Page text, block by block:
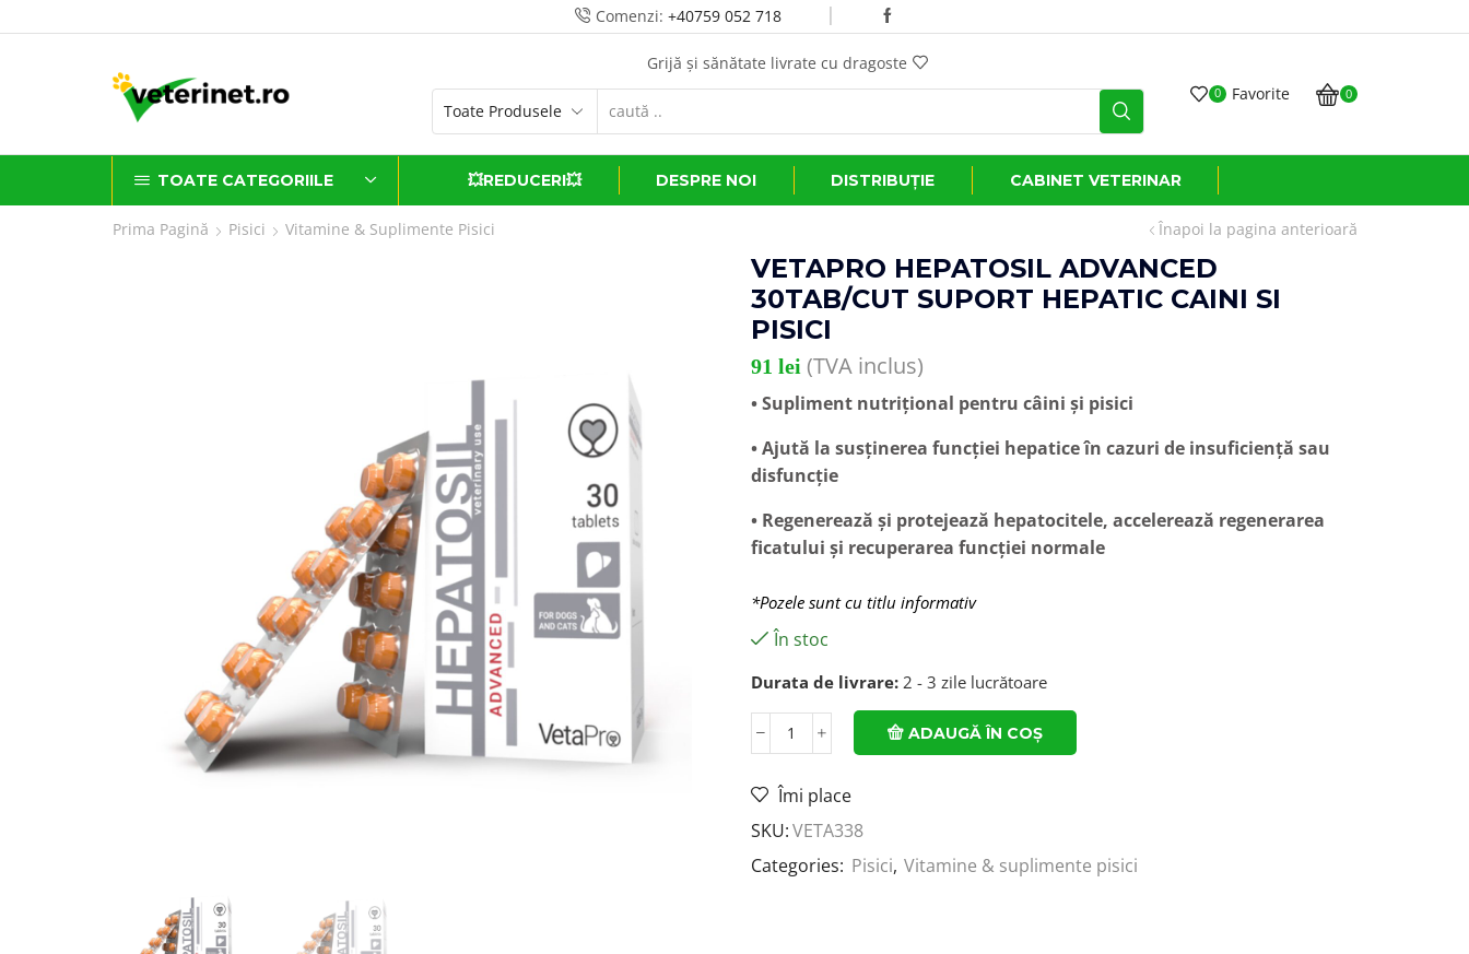
Comenzi: +40759 052 718
Transport GRATUIT la comenzi de peste 500 lei*
0 Favorite 0
TOATE CATEGORIILE 💥REDUCERI💥 DESPRE NOI DISTRIBUȚIE CABINET VETERINAR
Prima Pagină Pisici Vitamine & Suplimente Pisici Înapoi la pagina anterioară
VETAPRO HEPATOSIL ADVANCED
30TAB/CUT SUPORT HEPATIC CAINI SI
PISICI
91 lei (TVA inclus)
• Supliment nutrițional pentru câini și pisici
• Ajută la susținerea funcției hepatice în cazuri de insuficiență sau
disfuncție
• Regenerează și protejează hepatocitele, accelerează regenerarea
ficatului și recuperarea funcției normale
*Pozele sunt cu titlu informativ
În stoc
Durata de livrare: 2 - 3 zile lucrătoare
ADAUGĂ ÎN COȘ
Îmi place
SKU:VETA338
Categories: Pisici, Vitamine & suplimente pisici